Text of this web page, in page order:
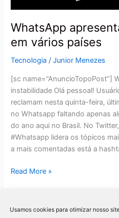
Usamos cookies para otimizar nosso
WhatsApp
em vários países
Tecnologia /Junior Menezes
[sc name=”AnuncioTopoPost”]
instabilidade Olá pessoal!
reclamam nesta quinta-feira,
no Whatsapp faltando apenas
do ano aqui no Brasil. No
#Whatsapp lidera os tópicos
a mais comentadas está a
Read More »